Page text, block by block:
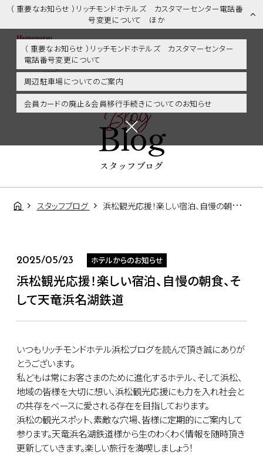
（ 重要なお知らせ ）リッチモンドホテルズ カスタマーセンター電話番
号変更について ほか
（ 重要なお知らせ ）リッチモンドホテルズ カスタマーセンター
電話番号変更について
周辺駐車場についてのご案内
会員カードの廃止＆会員移行手続きについてのお知らせ
スタッフブログ | 浜松市内・掛川・静岡エリアに好アクセス！リッチモ
ンドホテル浜松
Blog
Blog
スタッフブログ
スタッフブログ 浜松観光応援！楽しい宿泊、自慢の朝食、そして天竜浜名湖鉄道
2025/05/23 ホテルからのお知らせ
浜松観光応援！楽しい宿泊、自慢の朝食、そ
して天竜浜名湖鉄道
いつもリッチモンドホテル浜松ブログを読んで頂き誠にありが
とうございます。
私どもは常にお客さまのために進化するホテル、そして浜松、
地域の皆様を大切に想い、浜松観光応援にも力を入れ社会と
の共存をベースに愛される存在を目指しております。
浜松の観光スポット、素敵な穴場、皆様に定期的にご案内して
参ります。天竜浜名湖鉄道様から生のわくわく情報を随時頂き
更新していきます。楽しい旅行を満喫しましょう！